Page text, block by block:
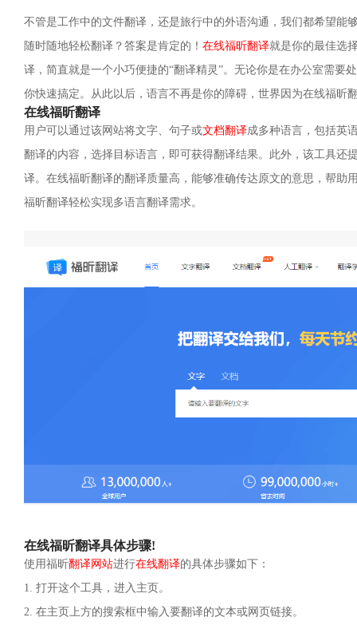
不管是工作中的文件翻译，还是旅行中的外语沟通，我们都希望
随时随地轻松翻译？答案是肯定的！ 在线福昕翻译就是你的最佳选
译，简直就是一个小巧便捷的“翻译精灵”。无论你是在办公室需
你快速搞定。从此以后，语言不再是你的障碍，世界因为在线福昕
在线福昕翻译
用户可以通过该网站将文字、句子或文档翻译成多种语言，包括英
翻译的内容，选择目标语言，即可获得翻译结果。此外，该工具
译。在线福昕翻译的翻译质量高，能够准确传达原文的意思，帮
福昕翻译轻松实现多语言翻译需求。
在线福昕翻译具体步骤!
使用福昕翻译网站进行在线翻译的具体步骤如下：
1. 打开这个工具，进入主页。
2. 在主页上方的搜索框中输入要翻译的文本或网页链接。